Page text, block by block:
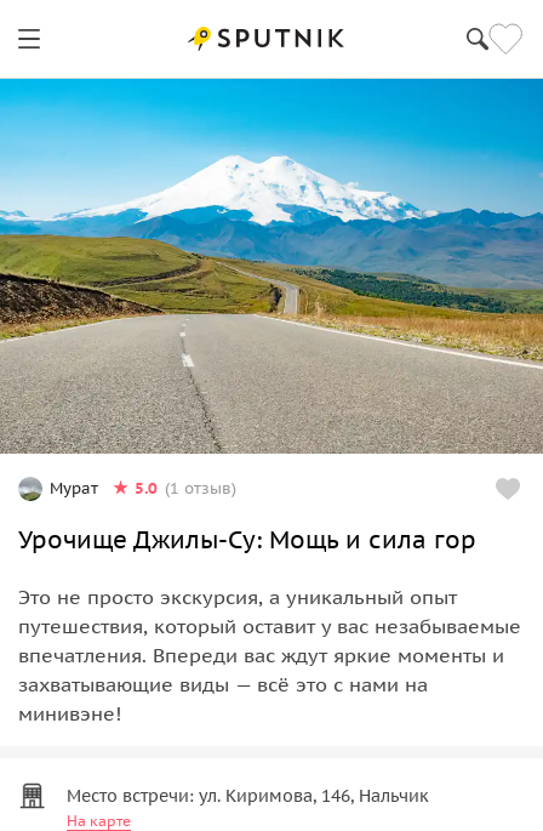
Мурат 5.0 (1 отзыв)
Урочище Джилы-Су: Мощь и сила гор
Это не просто экскурсия, а уникальный опыт
путешествия, который оставит у вас незабываемые
впечатления. Впереди вас ждут яркие моменты и
захватывающие виды — всё это с нами на
минивэне!
Место встречи: ул. Киримова, 146, Нальчик
На карте